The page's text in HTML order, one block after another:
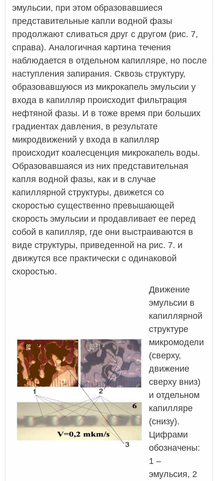
эмульсии, при этом образовавшиеся
представительные капли водной фазы
продолжают сливаться друг с другом (рис. 7,
справа). Аналогичная картина течения
наблюдается в отдельном капилляре, но после
наступления запирания. Сквозь структуру,
образовавшуюся из микрокапель эмульсии у
входа в капилляр происходит фильтрация
нефтяной фазы. И в тоже время при больших
градиентах давления, в результате
микродвижений у входа в капилляр
происходит коалесценция микрокапель воды.
Образовавшаяся из них представительная
капля водной фазы, как и в случае
капиллярной структуры, движется со
скоростью существенно превышающей
скорость эмульсии и продавливает ее перед
собой в капилляр, где они выстраиваются в
виде структуры, приведенной на рис. 7. и
движутся все практически с одинаковой
скоростью.
Движение
эмульсии в
капиллярной
структуре
микромодели
(сверху,
движение
сверху вниз)
и отдельном
капилляре
(снизу).
Цифрами
обозначены:
1 –
эмульсия, 2